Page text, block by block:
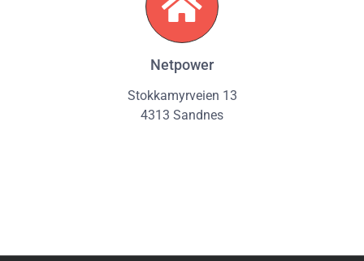
Netpower
Stokkamyrveien 13
4313 Sandnes